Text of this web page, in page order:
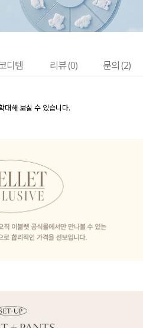
디템 리뷰 (0) 문의 (2)
대해 보실 수 있습니다.